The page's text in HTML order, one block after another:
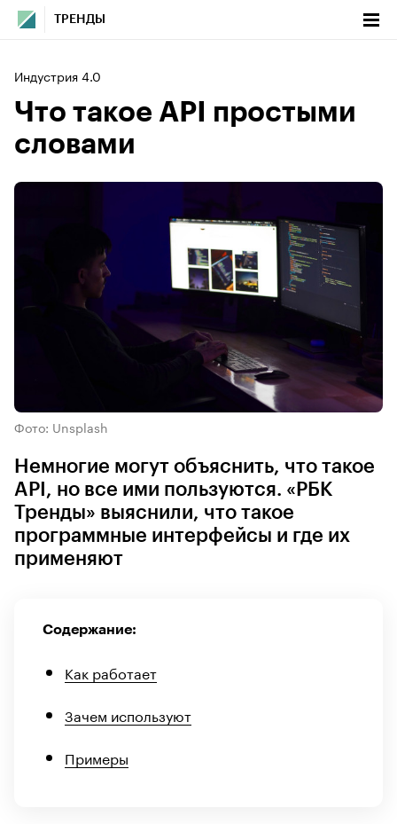
ТРЕНДЫ
Индустрия 4.0
Что такое API простыми
словами
Фото: Unsplash
Немногие могут объяснить, что такое
API, но все ими пользуются. «РБК
Тренды» выяснили, что такое
программные интерфейсы и где их
применяют
Содержание:
Как работает
Зачем используют
Примеры